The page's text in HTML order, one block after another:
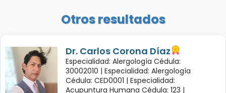
Otros resultados
Dr. Carlos Corona Díaz
Especialidad: Alergología Cédula:
30002010 | Especialidad: Alergología
Cédula: CED0001 | Especialidad:
Acupuntura Humana Cédula: 123 |